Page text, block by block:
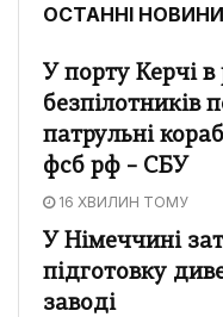
ОСТАННІ НОВИНИ
У порту Керчі в
безпілотників
патрульні
фсб рф – СБУ
16 ХВИЛИН ТОМУ
У Німеччині
підготовку
заводі